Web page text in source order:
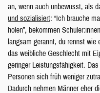
an, wenn auch unbewusst, als
und sozialisiert: “Ich brauche
holen”, bekommen
langsam gerannt, du rennst wie
das weibliche Geschlecht mit
geringer Leistungsfähigkeit.
Personen sich früh weniger
Dadurch nehmen Männer eher